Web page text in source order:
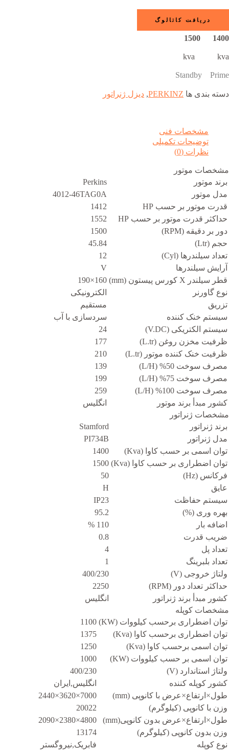
دریافت کاتالوگ
1400 1500
kva kva
Standby Prime
دسته بندی ها PERKINZ
, دیزل ژنراتور
مشخصات فنی
توضیحات تکمیلی
نظرات (0)
مشخصات موتور
برند موتور
Perkins
مدل موتور
4012-46TAG0A
قدرت موتور بر حسب HP
1412
حداکثر قدرت موتور بر حسب HP
1552
دور بر دقیقه (RPM)
1500
حجم (Ltr)
45.84
تعداد سیلندرها (Cyl)
12
آرایش سیلندرها
V
قطر سیلندر X کورس پیستون (mm)
160×190
نوع گاورنر
الکترونیکی
تزریق
مستقیم
سیستم خنک کننده
سردسازی با آب
سیستم الکتریکی (V.DC)
24
ظرفیت مخزن روغن (L.tr)
177
ظرفیت خنک کننده موتور (L.tr)
210
مصرف سوخت 50% (L/H)
139
مصرف سوخت 75% (L/H)
199
مصرف سوخت 100% (L/H)
259
کشور مبدأ برند موتور
انگلیس
مشخصات ژنراتور
برند ژنراتور
Stamford
مدل ژنراتور
PI734B
توان اسمی بر حسب کاوا (Kva)
1400
توان اضطراری بر حسب کاوا (Kva)
1500
فرکانس (Hz)
50
عایق
H
سیستم حفاظت
IP23
بهره وری (%)
95.2
اضافه بار
110 %
ضریب قدرت
0.8
تعداد پل
4
تعداد بلبرینگ
1
ولتاژ خروجی (V)
400/230
حداکثر تعداد دور (RPM)
2250
کشور مبدأ برند ژنراتور
انگلیس
مشخصات کوپله
توان اضطراری برحسب کیلووات (KW)
1100
توان اضطراری برحسب کاوا (Kva)
1375
توان اسمی برحسب کاوا (Kva)
1250
توان اسمی بر حسب کیلووات (KW)
1000
ولتاژ استاندارد (V)
400/230
کشور کوپله کننده
انگلیس,ایران
طول×ارتفاع×عرض با کانوپی (mm)
7000×3620×2440
وزن با کانوپی (کیلوگرم)
20022
طول×ارتفاع×عرض بدون کانوپی(mm)
4800×2380×2090
وزن بدون کانوپی (کیلوگرم)
13174
نوع کوپله
فابریک,نیروگستر